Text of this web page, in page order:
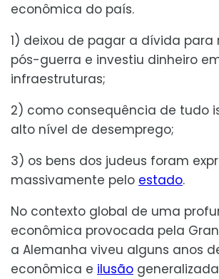
econômica do país.
1) deixou de pagar a dívida para
pós-guerra e investiu dinheiro
infraestruturas;
2) como consequência de tudo
alto nível de desemprego;
3) os bens dos judeus foram
massivamente pelo estado.
No contexto global de uma
econômica provocada pela
a Alemanha viveu alguns anos
econômica e ilusão